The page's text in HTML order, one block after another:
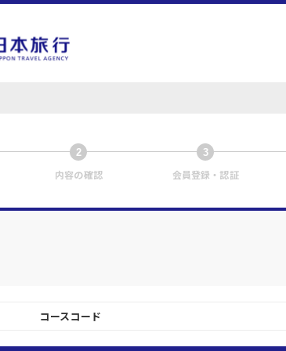
2
内容の確認
3
会員登録・認証
コースコード